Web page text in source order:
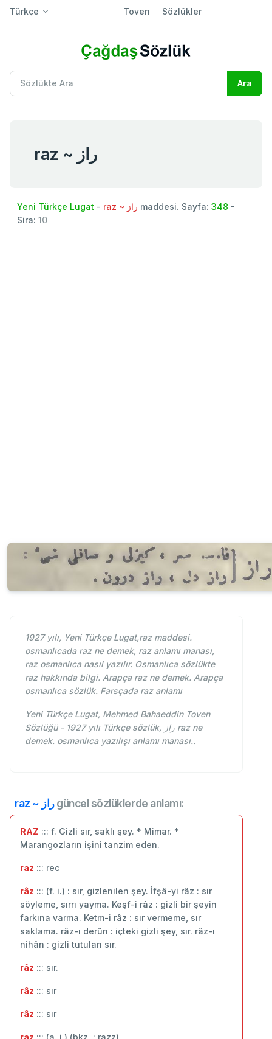
Türkçe Toven Sözlükler
raz ~ راز
Yeni Türkçe Lugat - raz ~ راز maddesi. Sayfa: 348 -
Sira: 10
1927 yılı, Yeni Türkçe Lugat,raz maddesi.
osmanlıcada raz ne demek, raz anlamı manası,
raz osmanlıca nasıl yazılır. Osmanlıca sözlükte
raz hakkında bilgi. Arapça raz ne demek. Arapça
osmanlıca sözlük. Farsçada raz anlamı
Yeni Türkçe Lugat, Mehmed Bahaeddin Toven
Sözlüğü - 1927 yılı Türkçe sözlük, راز raz ne
demek. osmanlıca yazılışı anlamı manası..
raz ~ رازgüncel sözlüklerde anlamı:
RAZ ::: f. Gizli sır, saklı şey. * Mimar. *
Marangozların işini tanzim eden.
raz ::: rec
râz ::: (f. i.) : sır, gizlenilen şey. İfşâ-yi râz : sır
söyleme, sırrı yayma. Keşf-i râz : gizli bir şeyin
farkına varma. Ketm-i râz : sır vermeme, sır
saklama. râz-ı derûn : içteki gizli şey, sır. râz-ı
nihân : gizli tutulan sır.
râz ::: sır.
râz ::: sır
râz ::: ‬sır
raz ::: (a. i.) (bkz. : razz).